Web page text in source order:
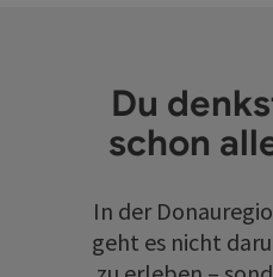
Du
schon
In der
geht es nicht